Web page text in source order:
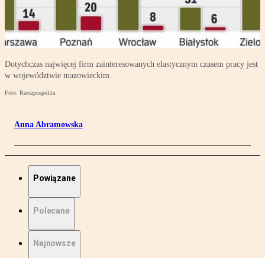
Dotychczas najwięcej firm zainteresowanych elastycznym czasem pracy jest
w województwie mazowieckim.
Foto: Rzeczpospolita
Anna Abramowska
Powiązane
Polecane
Najnowsze